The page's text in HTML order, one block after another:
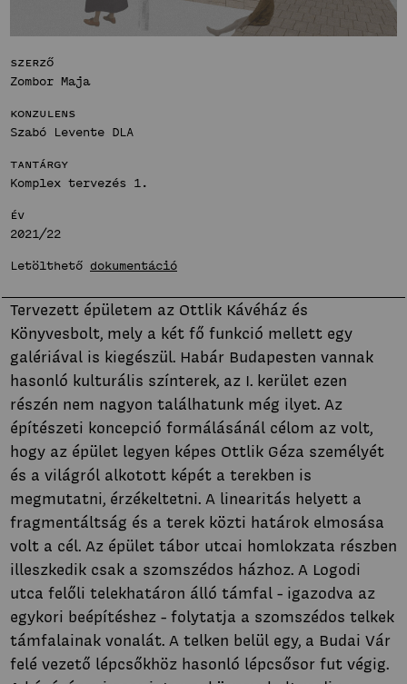
Bemutatkozás
Hírek
Projektek
Hallgatói tervek
TDK
Fenntartható
közösségek
Bemutatkozás
Projektek
Hallgatói tervek
TDK
Munkatársak
Innovatív
terek
Stúdió
Bemutatkozás
Projektek
Hallgatói tervek
Publikációk
TDK
Munkatársak
Szerző
Zombor Maja
Konzulens
Szabó Levente DLA
Tantárgy
Komplex tervezés 1.
Év
2021/22
Letölthető dokumentáció
Tervezett épületem az Ottlik Kávéház és
Könyvesbolt, mely a két fő funkció mellett egy
galériával is kiegészül. Habár Budapesten vannak
hasonló kulturális színterek, az I. kerület ezen
részén nem nagyon találhatunk még ilyet. Az
építészeti koncepció formálásánál célom az volt,
hogy az épület legyen képes Ottlik Géza személyét
és a világról alkotott képét a terekben is
megmutatni, érzékeltetni. A linearitás helyett a
fragmentáltság és a terek közti határok elmosása
volt a cél. Az épület tábor utcai homlokzata részben
illeszkedik csak a szomszédos házhoz. A Logodi
utca felőli telekhatáron álló támfal - igazodva az
egykori beépítéshez - folytatja a szomszédos telkek
támfalainak vonalát. A telken belül egy, a Budai Vár
felé vezető lépcsőkhöz hasonló lépcsősor fut végig.